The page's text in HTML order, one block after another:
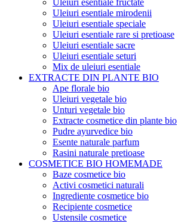
Uleiuri esentiale mirodenii
Uleiuri esentiale speciale
Uleiuri esentiale rare si pretioase
Uleiuri esentiale sacre
Uleiuri esentiale seturi
Mix de uleiuri esentiale
EXTRACTE DIN PLANTE BIO
Ape florale bio
Uleiuri vegetale bio
Unturi vegetale bio
Extracte cosmetice din plante bio
Pudre ayurvedice bio
Esente naturale parfum
Rasini naturale pretioase
COSMETICE BIO HOMEMADE
Baze cosmetice bio
Activi cosmetici naturali
Ingrediente cosmetice bio
Recipiente cosmetice
Ustensile cosmetice